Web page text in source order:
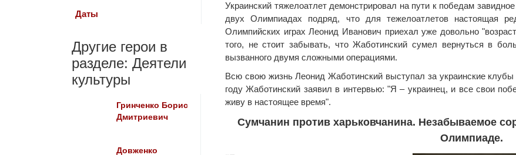
Украинский тяжелоатлет демонстрировал на пути к победам
двух Олимпиадах подряд, что для тежелоатлетов настоящая
Олимпийских играх Леонид Иванович приехал уже довольно
того, не стоит забывать, что Жаботинский сумел вернуться в
вызванного двумя сложными операциями.
Всю свою жизнь Леонид Жаботинский выступал за украинские
году Жаботинский заявил в интервью: "Я – украинец, и все свои
живу в настоящее время".
Сумчанин против харьковчанина. Незабываемое
Олимпиаде.
Даты
Другие герои в
разделе: Деятели
культуры
Гринченко Борис
Дмитриевич
Довженко